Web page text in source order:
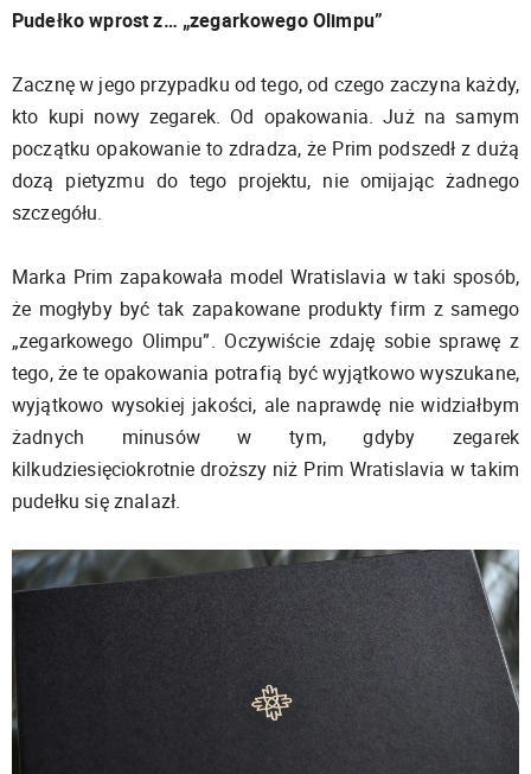
Pudełko wprost z… „zegarkowego Olimpu”
Zacznę w jego przypadku od tego, od czego zaczyna każdy,
kto kupi nowy zegarek. Od opakowania. Już na samym
początku opakowanie to zdradza, że Prim podszedł z dużą
dozą pietyzmu do tego projektu, nie omijając żadnego
szczegółu.
Marka Prim zapakowała model Wratislavia w taki sposób,
że mogłyby być tak zapakowane produkty firm z samego
„zegarkowego Olimpu”. Oczywiście zdaję sobie sprawę z
tego, że te opakowania potrafią być wyjątkowo wyszukane,
wyjątkowo wysokiej jakości, ale naprawdę nie widziałbym
żadnych minusów w tym, gdyby zegarek
kilkudziesięciokrotnie droższy niż Prim Wratislavia w takim
pudełku się znalazł.